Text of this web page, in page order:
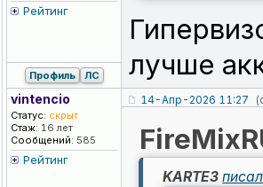
Рейтинг
лучше
Профиль ЛС
vintencio
Статус: скрыт
Стаж: 16 лет
Сообщений: 585
Рейтинг
14-Апр-2026 11:27
KARTE3